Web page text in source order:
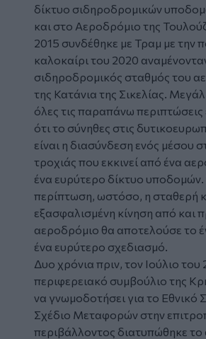
δίκτυο σιδηροδρομικών
και στο Αεροδρόμιο της
2015 συνδέθηκε με Τραμ με την
καλοκαίρι του 2020
σιδηροδρομικός σταθμός του
της Κατάνια της Σικελίας.
όλες τις παραπάνω περιπτώσεις
ότι το σύνηθες στις
είναι η διασύνδεση ενός μέσου
τροχιάς που εκκινεί από ένα
ένα ευρύτερο δίκτυο υποδομών.
περίπτωση, ωστόσο, η σταθερή
εξασφαλισμένη κίνηση από και
αεροδρόμιο θα αποτελούσε το
ένα ευρύτερο σχεδιασμό.
Δυο χρόνια πριν, τον Ιούλιο του
περιφερειακό συμβούλιο της
να γνωμοδοτήσει για το Εθνικό
Σχέδιο Μεταφορών στην
περιβάλλοντος διατυπώθηκε το